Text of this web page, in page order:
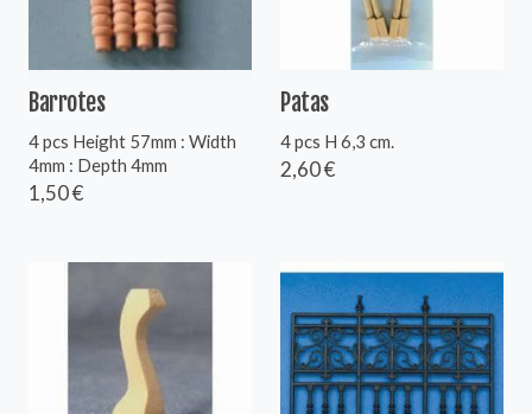
Barrotes
4 pcs Height 57mm : Width
4mm : Depth 4mm
1,50 €
Patas
4 pcs H 6,3 cm.
2,60 €